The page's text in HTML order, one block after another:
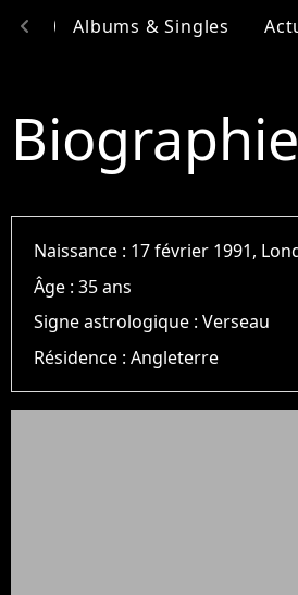
Albums & Singles
chevron_left
Biographie
Naissance : 17 février 1991,
Âge :35 ans
Signe astrologique :Verseau
Résidence :Angleterre